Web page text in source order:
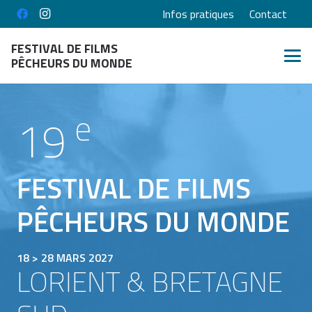
Infos pratiques Contact
FESTIVAL DE FILMS
PÊCHEURS DU MONDE
19 e
FESTIVAL DE FILMS
PÊCHEURS DU MONDE
18 > 28 MARS 2027
LORIENT & BRETAGNE